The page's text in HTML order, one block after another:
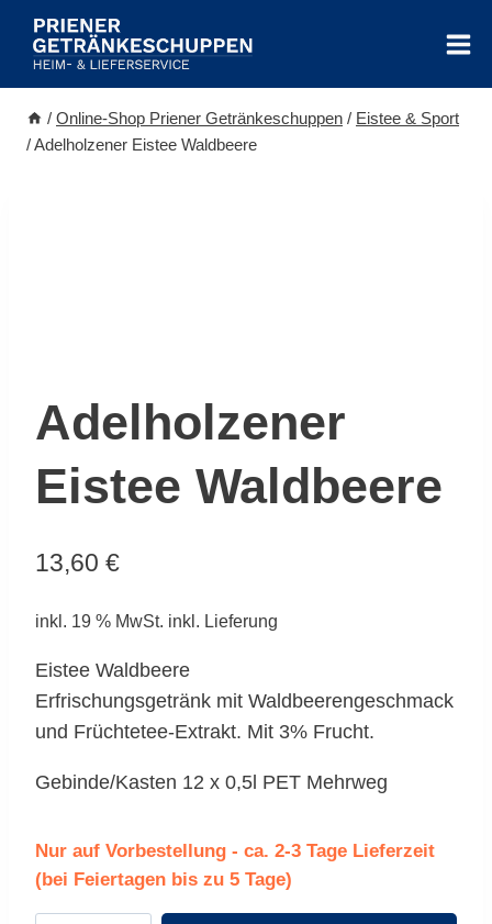
Zum
Inhalt
springen
/ Online-Shop Priener Getränkeschuppen / Eistee & Sport
/Adelholzener Eistee Waldbeere
Adelholzener
Eistee Waldbeere
13,60 €
inkl. 19 % MwSt. inkl. Lieferung
Eistee Waldbeere
Erfrischungsgetränk mit Waldbeerengeschmack
und Früchtetee-Extrakt. Mit 3% Frucht.
Gebinde/Kasten 12 x 0,5l PET Mehrweg
Nur auf Vorbestellung - ca. 2-3 Tage Lieferzeit
(bei Feiertagen bis zu 5 Tage)